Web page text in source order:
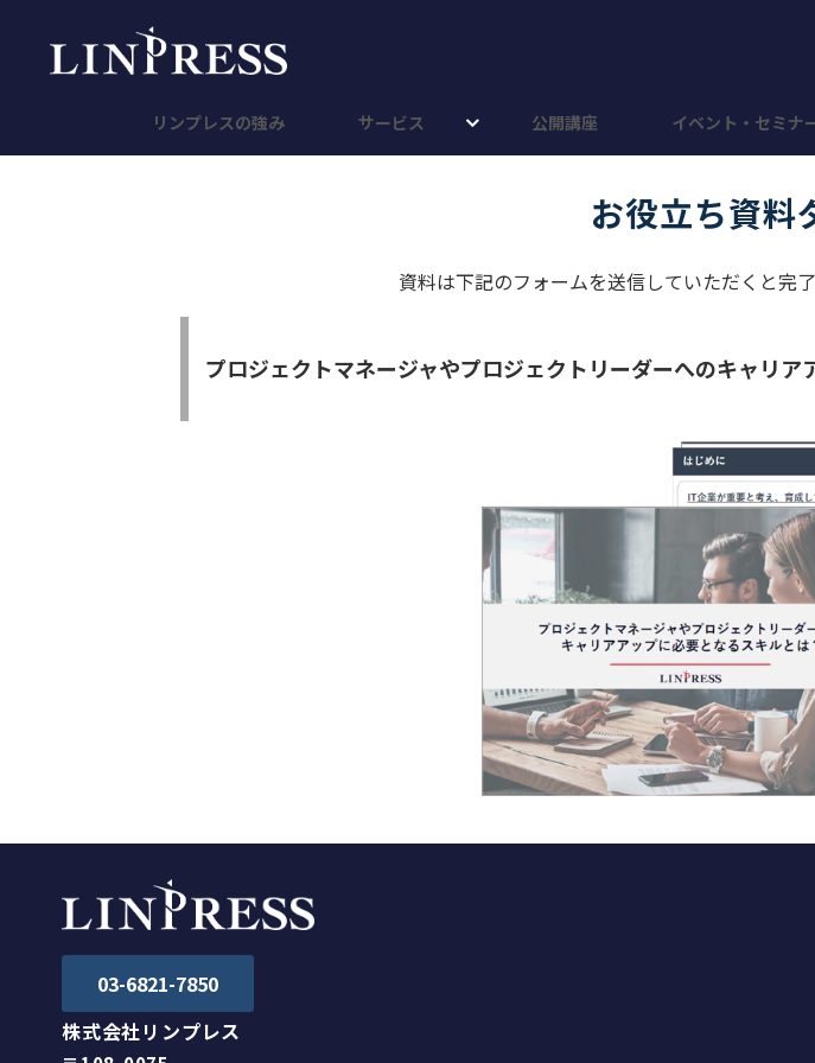
リンプレスの強み サービス 公開講座 イベント・セミナ
お役立ち資料
資料は下記のフォームを送信していただくと完
プロジェクトマネージャやプロジェクトリーダーへのキャリア
03-6821-7850
株式会社リンプレス